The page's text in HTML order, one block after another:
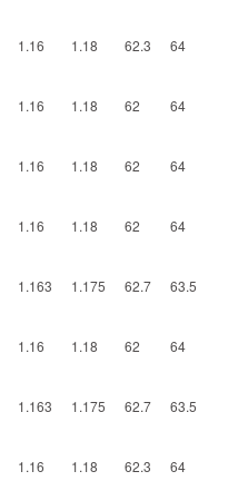
1.16 1.18 62.3 64
1.16 1.18 62 64
1.16 1.18 62 64
1.16 1.18 62 64
1.163 1.175 62.7 63.5
1.16 1.18 62 64
1.163 1.175 62.7 63.5
1.16 1.18 62.3 64